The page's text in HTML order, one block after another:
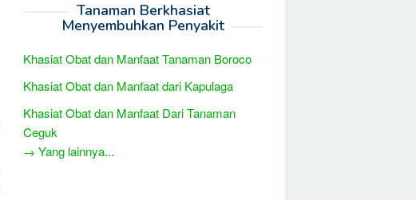
Tanaman Berkhasiat
Menyembuhkan Penyakit
Khasiat Obat dan Manfaat Tanaman Boroco
Khasiat Obat dan Manfaat dari Kapulaga
Khasiat Obat dan Manfaat Dari Tanaman
Ceguk
→ Yang lainnya...